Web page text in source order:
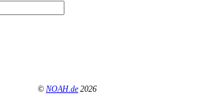
© NOAH.de 2026